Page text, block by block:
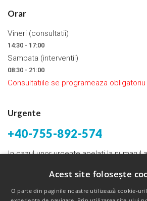
Orar
Vineri (consultatii)
14:30 - 17:00
Sambata (interventii)
08:30 - 21:00
Consultatiile se programeaza
Urgente
+40-755-892-574
In cazul unor urgente apelati la numarul
bogdantunas@yahoo.com
Acest site folosește
O parte din paginile noastre utilizează cookie-